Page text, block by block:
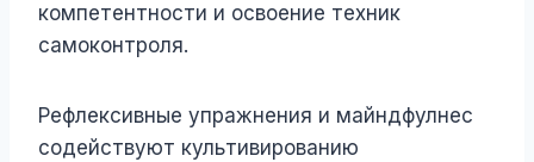
компетентности и освоение техник
самоконтроля.
Рефлексивные упражнения и майндфулнес
содействуют культивированию